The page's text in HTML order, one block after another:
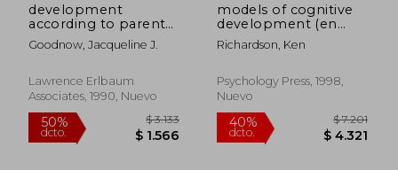
development
according to parents:
the nature, sources,
and consequences of
Inglés)
Goodnow, Jacqueline J.
Lawrence Erlbaum
Associates, 1990, Nuevo
models of cognitive
development (en
Inglés)
Richardson, Ken
Psychology Press, 1998,
Nuevo